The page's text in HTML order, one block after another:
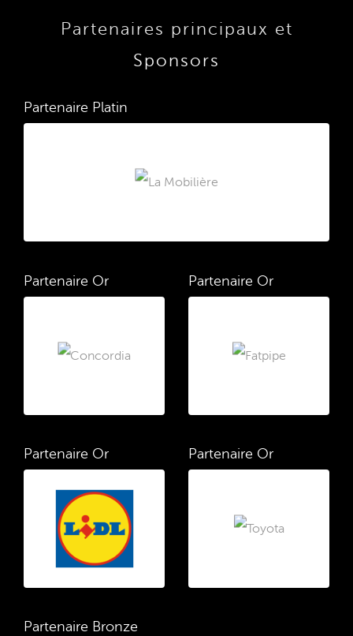
Partenaires principaux et
Sponsors
Partenaire Platin
Partenaire Or Partenaire Or
Partenaire Or Partenaire Or
Partenaire Bronze